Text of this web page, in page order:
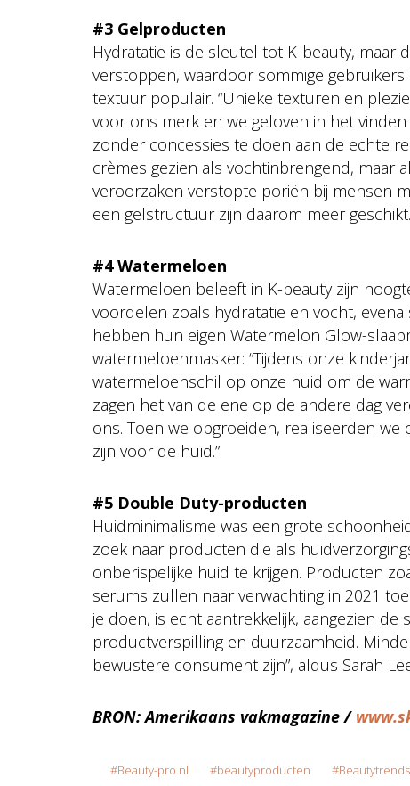
#3 Gelproducten
Hydratatie is de sleutel tot K-beauty,
verstoppen, waardoor sommige
textuur populair. “Unieke texturen en
voor ons merk en we geloven in het
zonder concessies te doen aan de echte
crèmes gezien als vochtinbrengend, maar
veroorzaken verstopte poriën bij mensen
een gelstructuur zijn daarom meer
#4 Watermeloen
Watermeloen beleeft in K-beauty zijn
voordelen zoals hydratatie en vocht,
hebben hun eigen Watermelon Glow-
watermeloenmasker: “Tijdens onze
watermeloenschil op onze huid om de
zagen het van de ene op de andere dag
ons. Toen we opgroeiden, realiseerden
zijn voor de huid.”
#5 Double Duty-producten
Huidminimalisme was een grote
zoek naar producten die als
onberispelijke huid te krijgen. Producten
serums zullen naar verwachting in 2021
je doen, is echt aantrekkelijk, aangezien
productverspilling en duurzaamheid.
bewustere consument zijn”, aldus Sarah
BRON: Amerikaans vakmagazine /
Beauty-pro.nl beautyproducten Beautytrends